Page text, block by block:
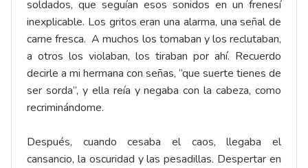
soldados, que seguían esos sonidos en un frenesí
inexplicable. Los gritos eran una alarma, una señal de
carne fresca. A muchos los tomaban y los reclutaban,
a otros los violaban, los tiraban por ahí. Recuerdo
decirle a mi hermana con señas, “que suerte tienes de
ser sorda”, y ella reía y negaba con la cabeza, como
recriminándome.
Después, cuando cesaba el caos, llegaba el
cansancio, la oscuridad y las pesadillas. Despertar en